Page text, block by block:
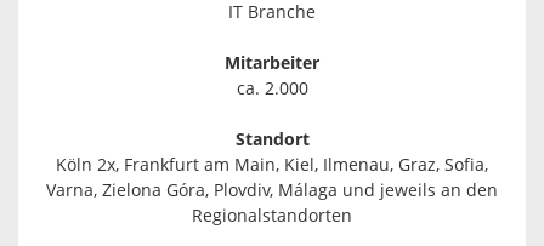
IT Branche
Mitarbeiter
ca. 2.000
Standort
Köln 2x, Frankfurt am Main, Kiel, Ilmenau, Graz, Sofia,
Varna, Zielona Góra, Plovdiv, Málaga und jeweils an den
Regionalstandorten